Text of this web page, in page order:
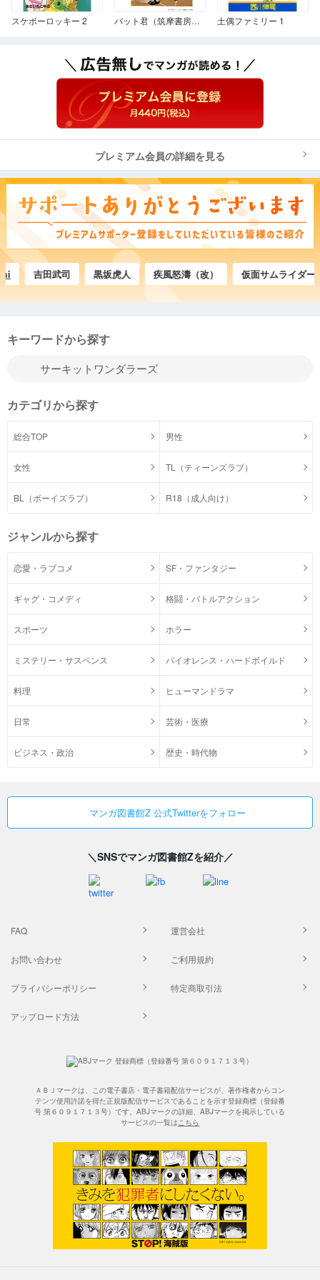
スケボーロッキー 2 バット君（筑摩書房版） 土偶ファミリー 1
プレミアム会員の詳細を見る
吉田武司 黒坂虎人 疾風怒濤（改） 仮面サムライダーE●
キーワードから探す
カテゴリから探す
総合TOP 男性
女性 TL（ティーンズラブ）
BL（ボーイズラブ） R18（成人向け）
ジャンルから探す
恋愛・ラブコメ SF・ファンタジー
ギャグ・コメディ 格闘・バトルアクション
スポーツ ホラー
ミステリー・サスペンス バイオレンス・ハードボイルド
料理 ヒューマンドラマ
日常 芸術・医療
ビジネス・政治 歴史・時代物
マンガ図書館Z 公式Twitterをフォロー
＼SNSでマンガ図書館Zを紹介／
FAQ 運営会社
お問い合わせ ご利用規約
プライバシーポリシー 特定商取引法
アップロード方法
ＡＢＪマークは、この電子書店・電子書籍配信サービスが、著作権者からコン
テンツ使用許諾を得た正規版配信サービスであることを示す登録商標（登録番
号 第６０９１７１３号）です。ABJマークの詳細、ABJマークを掲示している
サービスの一覧はこちら